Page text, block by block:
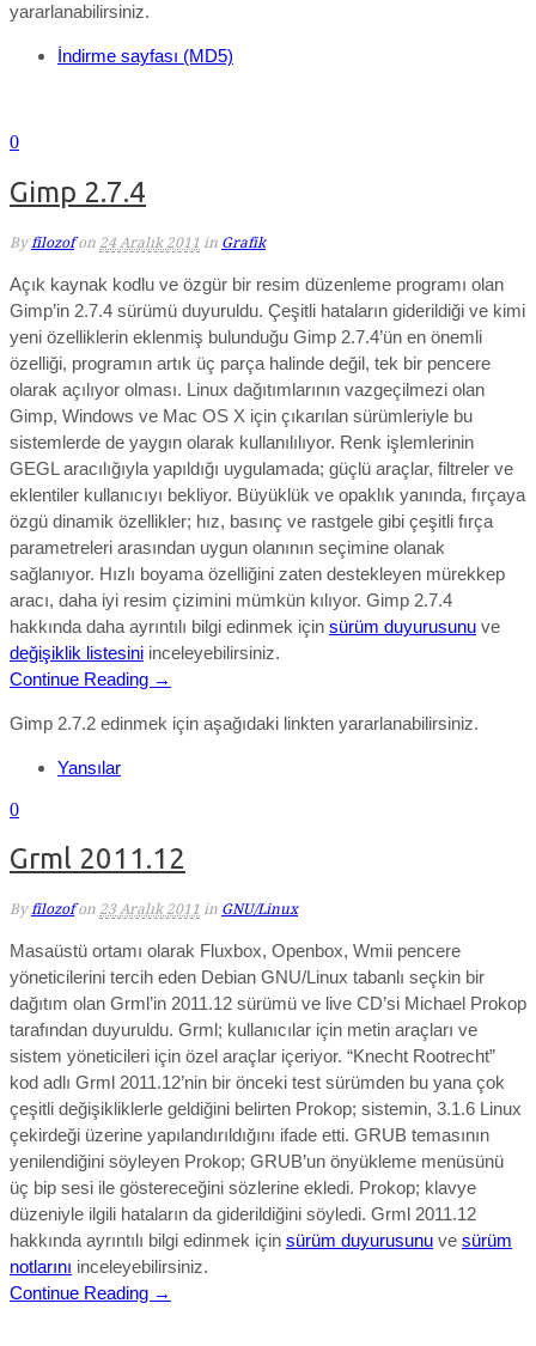
yararlanabilirsiniz.
İndirme sayfası (MD5)
0
Gimp 2.7.4
By filozof on 24 Aralık 2011 in Grafik
Açık kaynak kodlu ve özgür bir resim düzenleme programı olan
Gimp’in 2.7.4 sürümü duyuruldu. Çeşitli hataların giderildiği ve kimi
yeni özelliklerin eklenmiş bulunduğu Gimp 2.7.4’ün en önemli
özelliği, programın artık üç parça halinde değil, tek bir pencere
olarak açılıyor olması. Linux dağıtımlarının vazgeçilmezi olan
Gimp, Windows ve Mac OS X için çıkarılan sürümleriyle bu
sistemlerde de yaygın olarak kullanılılıyor. Renk işlemlerinin
GEGL aracılığıyla yapıldığı uygulamada; güçlü araçlar, filtreler ve
eklentiler kullanıcıyı bekliyor. Büyüklük ve opaklık yanında, fırçaya
özgü dinamik özellikler; hız, basınç ve rastgele gibi çeşitli fırça
parametreleri arasından uygun olanının seçimine olanak
sağlanıyor. Hızlı boyama özelliğini zaten destekleyen mürekkep
aracı, daha iyi resim çizimini mümkün kılıyor. Gimp 2.7.4
hakkında daha ayrıntılı bilgi edinmek için sürüm duyurusunu ve
değişiklik listesini inceleyebilirsiniz.
Continue Reading →
Gimp 2.7.2 edinmek için aşağıdaki linkten yararlanabilirsiniz.
Yansılar
0
Grml 2011.12
By filozof on 23 Aralık 2011 in GNU/Linux
Masaüstü ortamı olarak Fluxbox, Openbox, Wmii pencere
yöneticilerini tercih eden Debian GNU/Linux tabanlı seçkin bir
dağıtım olan Grml’in 2011.12 sürümü ve live CD’si Michael Prokop
tarafından duyuruldu. Grml; kullanıcılar için metin araçları ve
sistem yöneticileri için özel araçlar içeriyor. “Knecht Rootrecht”
kod adlı Grml 2011.12’nin bir önceki test sürümden bu yana çok
çeşitli değişikliklerle geldiğini belirten Prokop; sistemin, 3.1.6 Linux
çekirdeği üzerine yapılandırıldığını ifade etti. GRUB temasının
yenilendiğini söyleyen Prokop; GRUB’un önyükleme menüsünü
üç bip sesi ile göstereceğini sözlerine ekledi. Prokop; klavye
düzeniyle ilgili hataların da giderildiğini söyledi. Grml 2011.12
hakkında ayrıntılı bilgi edinmek için sürüm duyurusunu ve sürüm
notlarını inceleyebilirsiniz.
Continue Reading →